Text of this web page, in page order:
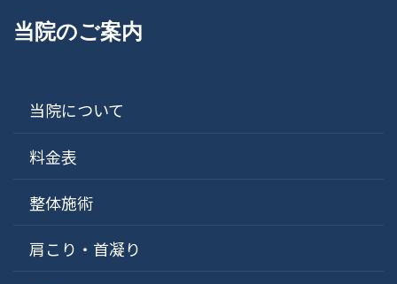
当院のご案内
当院について
料金表
整体施術
肩こり・首凝り